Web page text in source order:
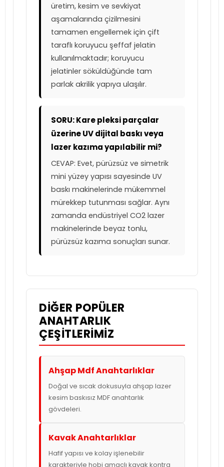
üretim, kesim ve sevkiyat
aşamalarında çizilmesini
tamamen engellemek için çift
taraflı koruyucu şeffaf jelatin
kullanılmaktadır; koruyucu
jelatinler söküldüğünde tam
parlak akrilik yapıya ulaşılır.
SORU: Kare pleksi parçalar
üzerine UV dijital baskı veya
lazer kazıma yapılabilir mi?
CEVAP: Evet, pürüzsüz ve simetrik
mini yüzey yapısı sayesinde UV
baskı makinelerinde mükemmel
mürekkep tutunması sağlar. Aynı
zamanda endüstriyel CO2 lazer
makinelerinde beyaz tonlu,
pürüzsüz kazıma sonuçları sunar.
DIĞER POPÜLER
ANAHTARLIK
ÇEŞITLERIMIZ
Ahşap Mdf Anahtarlıklar
Doğal ve sıcak dokusuyla ahşap lazer
kesim baskısız MDF anahtarlık
gövdeleri.
Kavak Anahtarlıklar
Hafif yapısı ve kolay işlenebilir
karakteriyle hobi amaçlı kavak kontra